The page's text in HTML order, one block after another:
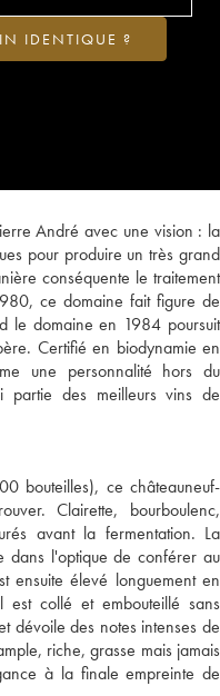
André avec une vision : la
pour produire un très grand
conséquente le traitement
ce domaine fait figure de
le domaine en 1984 poursuit
Certifié en biodynamie en
une personnalité hors du
partie des meilleurs vins de
bouteilles), ce châteauneuf-
Clairette, bourboulenc,
avant la fermentation. La
dans l'optique de conférer au
ensuite élevé longuement en
collé et embouteillé sans
dévoile des notes intenses de
riche, grasse mais jamais
à la finale empreinte de
IDENTIQUE ?